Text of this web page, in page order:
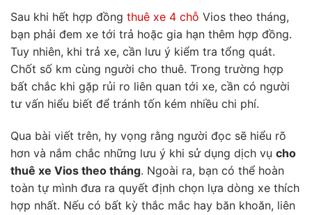
Sau khi hết hợp đồng thuê xe 4 chỗ Vios theo tháng,
bạn phải đem xe tới trả hoặc gia hạn thêm hợp đồng.
Tuy nhiên, khi trả xe, cần lưu ý kiểm tra tổng quát.
Chốt số km cùng người cho thuê. Trong trường hợp
bất chắc khi gặp rủi ro liên quan tới xe, cần có người
tư vấn hiểu biết để tránh tốn kém nhiều chi phí.
Qua bài viết trên, hy vọng rằng người đọc sẽ hiểu rõ
hơn và nắm chắc những lưu ý khi sử dụng dịch vụ cho
thuê xe Vios theo tháng. Ngoài ra, bạn có thể hoàn
toàn tự mình đưa ra quyết định chọn lựa dòng xe thích
hợp nhất. Nếu có bất kỳ thắc mắc hay băn khoăn, liên